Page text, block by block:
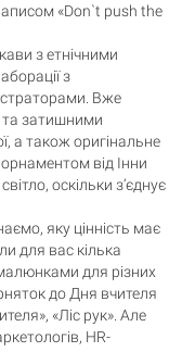
«Don`t push the
з етнічними
з
Вже
та затишними
а також оригінальне
від Інни
оскільки з’єднує
яку цінність має
для вас кілька
для різних
до Дня вчителя
«Ліс рук». Але
HR-